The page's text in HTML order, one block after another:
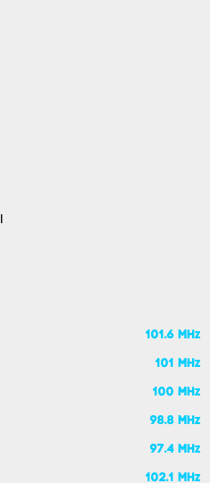
101.6 MHz
101 MHz
100 MHz
98.8 MHz
97.4 MHz
102.1 MHz